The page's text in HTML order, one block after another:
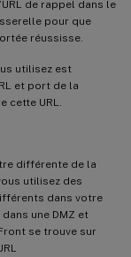
de rappel dans le
pour que
réussisse.
utilisez est
et port de la
URL.
différente de la
utilisez des
dans votre
une DMZ et
se trouve sur